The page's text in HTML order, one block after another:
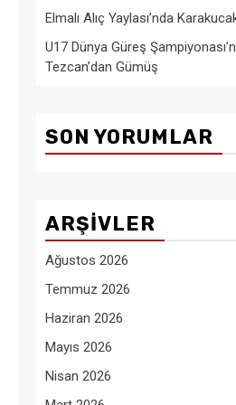
Elmalı Alıç Yaylası’nda
U17 Dünya Güreş
Tezcan’dan Gümüş
SON YORUMLAR
ARŞIVLER
Ağustos 2026
Temmuz 2026
Haziran 2026
Mayıs 2026
Nisan 2026